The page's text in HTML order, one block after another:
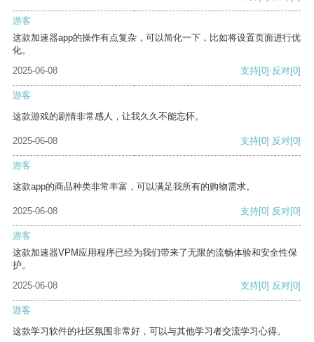
游客
这款加速器app的操作有点复杂，可以简化一下，比如将设置页面进行优
化。
2025-06-08
支持[0] 反对[0]
游客
这款游戏的剧情非常感人，让我久久不能忘怀。
2025-06-08 支持[0] 反对[0]
游客
这款app的商品种类非常丰富，可以满足我所有的购物需求。
2025-06-08 支持[0] 反对[0]
游客
这款加速器VPM应用程序已经为我们带来了无限的流畅体验和安全性保
护。
2025-06-08
支持[0] 反对[0]
游客
这款学习软件的社区氛围非常好，可以与其他学习者交流学习心得。